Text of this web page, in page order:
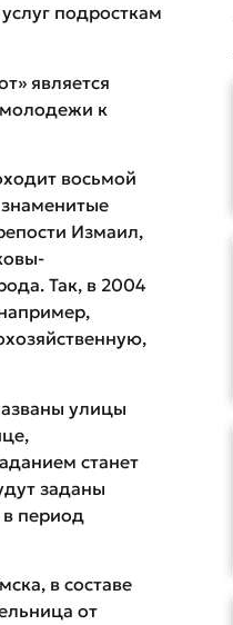
подросткам
является
к
восьмой
Измаил,
Так, в 2004
улицы
станет
заданы
в период
в составе
от